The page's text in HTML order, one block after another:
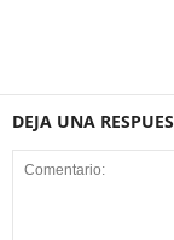
DEJA UNA